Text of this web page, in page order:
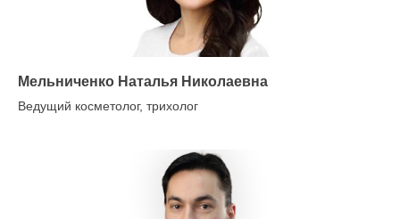
Мельниченко Наталья Николаевна
Ведущий косметолог, трихолог